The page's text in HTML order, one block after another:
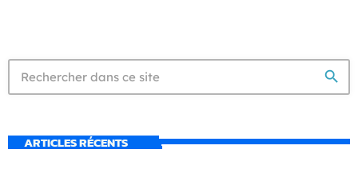
search
ARTICLES RÉCENTS